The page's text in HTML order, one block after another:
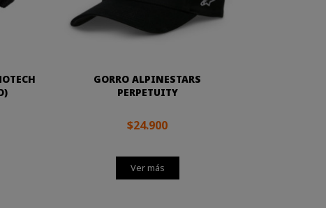
GORRO ALPINESTARS
PERPETUITY
$24.900
Ver más